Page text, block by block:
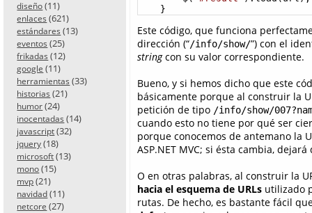
diseño (11)
enlaces (621)
estándares (13)
eventos (25)
frikadas (12)
google (11)
herramientas (33)
historias (21)
humor (24)
inocentadas (14)
javascript (32)
jquery (18)
microsoft (13)
mono (15)
mvp (21)
navidad (11)
netcore (27)
}
Este código, que funciona
dirección (“/info/show/”) con el
stringcon su valor correspondiente.
Bueno, y si hemos dicho que este
básicamente porque al construir la
petición de tipo /info/show/
cuando esto no tiene por qué ser
porque conocemos de antemano la
ASP.NET MVC; si ésta cambia,
O en otras palabras, al construir la
hacia el esquema de URLs utilizado
rutas. De hecho, es bastante fácil